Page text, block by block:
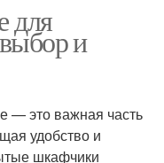
для
и
— это важная часть
удобство и
шкафчики